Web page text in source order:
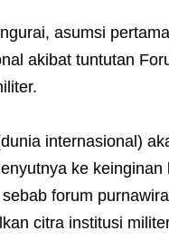
asumsi
akibat tuntutan
internasional)
ke
forum
citra institusi